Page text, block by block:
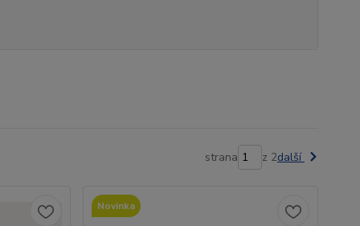
strana z 2další
Novinka